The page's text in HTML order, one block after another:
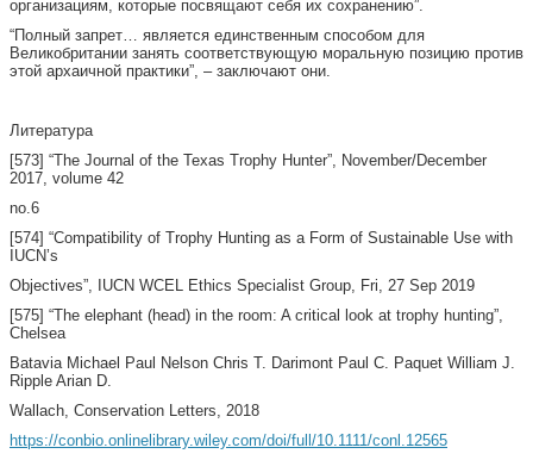
организациям, которые посвящают себя их сохранению”.
“Полный запрет… является единственным способом для
Великобритании занять соответствующую моральную позицию против
этой архаичной практики”, – заключают они.
Литература
[573] “The Journal of the Texas Trophy Hunter”, November/December
2017, volume 42
no.6
[574] “Compatibility of Trophy Hunting as a Form of Sustainable Use with
IUCN’s
Objectives”, IUCN WCEL Ethics Specialist Group, Fri, 27 Sep 2019
[575] “The elephant (head) in the room: A critical look at trophy hunting”,
Chelsea
Batavia Michael Paul Nelson Chris T. Darimont Paul C. Paquet William J.
Ripple Arian D.
Wallach, Conservation Letters, 2018
https://conbio.onlinelibrary.wiley.com/doi/full/10.1111/conl.12565